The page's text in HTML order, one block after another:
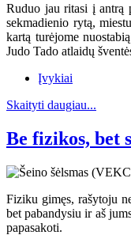
Ruduo jau ritasi į antrą
sekmadienio rytą,
kartą turėjome
Judo Tado atlaidų
Įvykiai
Skaityti daugiau...
Be fizikos, bet
Fiziku gimęs, rašytoju
bet pabandysiu ir aš
papasakoti.